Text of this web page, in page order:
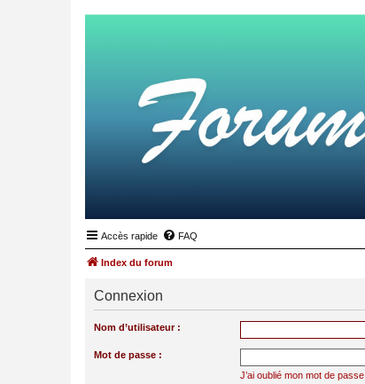
Accès rapide FAQ
Index du forum
Connexion
Nom d’utilisateur :
Mot de passe :
J’ai oublié mon mot de passe